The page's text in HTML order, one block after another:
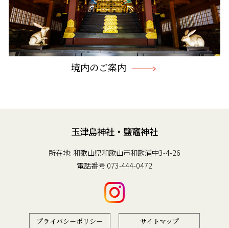
境内のご案内
玉津島神社・鹽竈神社
所在地: 和歌山県和歌山市和歌浦中3-4-26
電話番号073-444-0472
プライバシーポリシー サイトマップ